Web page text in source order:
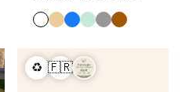
♻️ 🇫🇷